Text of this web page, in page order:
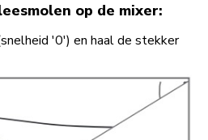
op de mixer:
'0') en haal de stekker